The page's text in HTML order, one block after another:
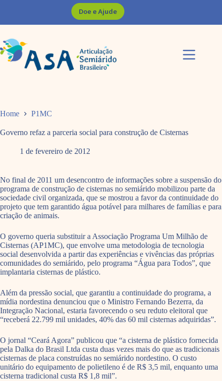
Doe e Ajude
Home P1MC
Governo refaz a parceria social para construção de Cisternas
1 de fevereiro de 2012
No final de 2011 um desencontro de informações sobre a suspensão do
programa de construção de cisternas no semiárido mobilizou parte da
sociedade civil organizada, que se mostrou a favor da continuidade do
projeto que tem garantido água potável para milhares de famílias e para
criação de animais.
O governo queria substituir a Associação Programa Um Milhão de
Cisternas (AP1MC), que envolve uma metodologia de tecnologia
social desenvolvida a partir das experiências e vivências das próprias
comunidades do semiárido, pelo programa “Água para Todos”, que
implantaria cisternas de plástico.
Além da pressão social, que garantiu a continuidade do programa, a
mídia nordestina denunciou que o Ministro Fernando Bezerra, da
Integração Nacional, estaria favorecendo o seu reduto eleitoral que
“receberá 22.799 mil unidades, 40% das 60 mil cisternas adquiridas”.
O jornal “Ceará Agora” publicou que “a cisterna de plástico fornecida
pela Dalka do Brasil Ltda custa duas vezes mais do que as tradicionais
cisternas de placa construídas no semiárido nordestino. O custo
unitário do equipamento de polietileno é de R$ 3,5 mil, enquanto uma
cisterna tradicional custa R$ 1,8 mil”.